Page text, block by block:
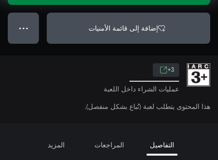
إضافة إلى قائمة الأمنيات ● ● ●
3+
عمليات الشراء داخل اللعبة
هذا المحتوى يتطلب لعبة (تُباع بشكل منفصل).
التفاصيل المراجعات المزيد